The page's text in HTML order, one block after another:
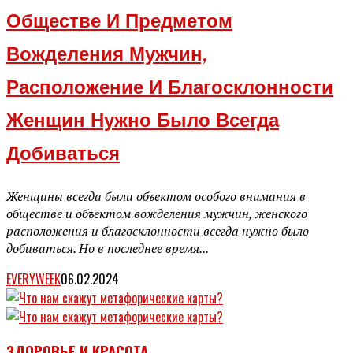
Обществе И Предметом
Вожделения Мужчин,
Расположение И Благосклонности
Женщин Нужно Было Всегда
Добиваться
Женщины всегда были объектом особого внимания в
обществе и объектом вожделения мужчин, женского
расположения и благосклонности всегда нужно было
добиваться. Но в последнее время...
EVERYWEEK06.02.2024